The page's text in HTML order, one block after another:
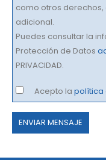
como otros
adicional.
Puedes consultar la
Protección de Datos
PRIVACIDAD.
Acepto la política
Por
favor,
este